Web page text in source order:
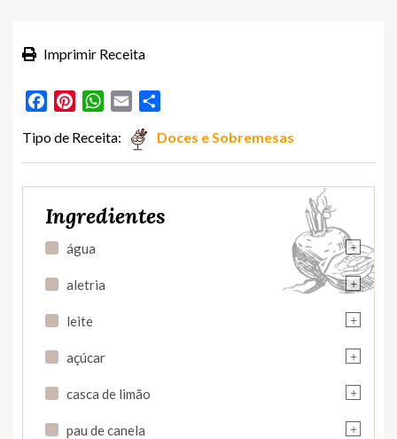
Imprimir Receita
FacebookPinterestWhatsApp
Email
Tipo de Receita: Doces e Sobremesas
Ingredientes
+
água
+
aletria
+
leite
+
açúcar
+
casca de limão
+
pau de canela